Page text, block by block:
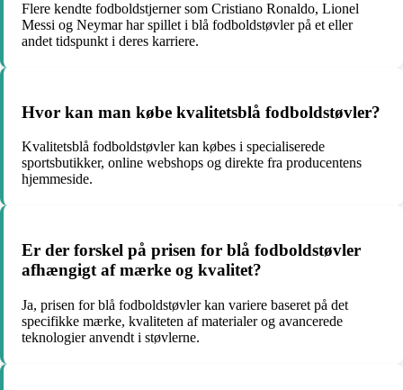
Flere kendte fodboldstjerner som Cristiano Ronaldo, Lionel
Messi og Neymar har spillet i blå fodboldstøvler på et eller
andet tidspunkt i deres karriere.
Hvor kan man købe kvalitetsblå fodboldstøvler?
Kvalitetsblå fodboldstøvler kan købes i specialiserede
sportsbutikker, online webshops og direkte fra producentens
hjemmeside.
Er der forskel på prisen for blå fodboldstøvler
afhængigt af mærke og kvalitet?
Ja, prisen for blå fodboldstøvler kan variere baseret på det
specifikke mærke, kvaliteten af materialer og avancerede
teknologier anvendt i støvlerne.